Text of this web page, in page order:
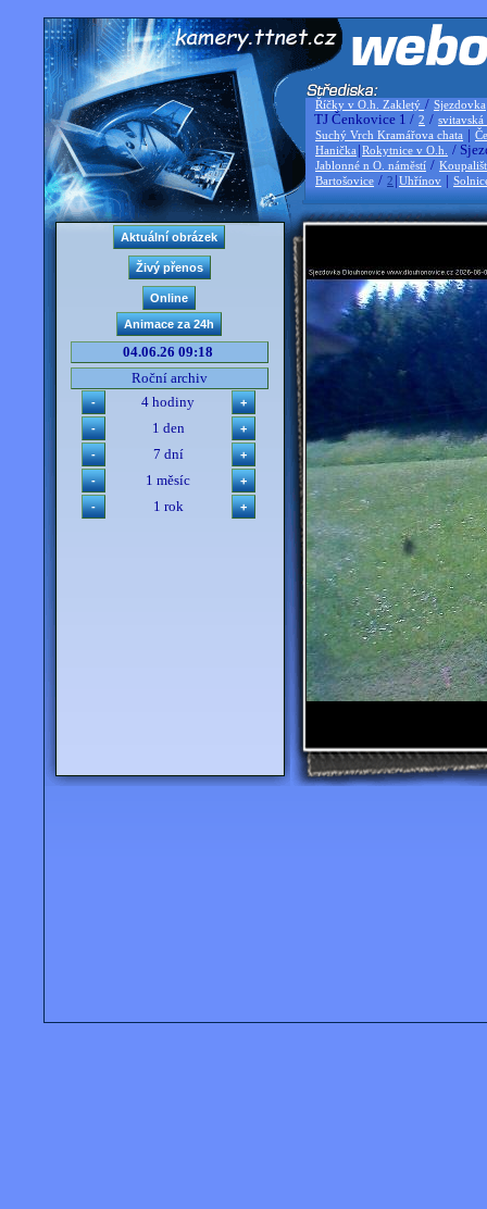
Říčky v O.h. Zakletý / Sjezdovka
TJ Čenkovice 1 / 2 / svitavská
Suchý Vrch Kramářova chata |
Hanička |Rokytnice v O.h. /
Jablonné n O. náměstí /
Bartošovice / 2 |Uhřínov |
04.06.26 09:18
Roční archiv
4 hodiny
1 den
7 dní
1 měsíc
1 rok